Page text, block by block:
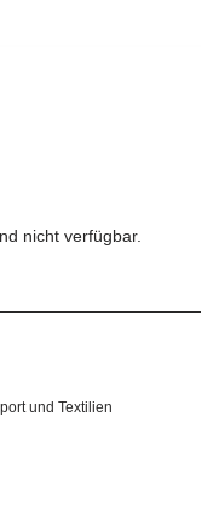
nicht verfügbar.
und Textilien